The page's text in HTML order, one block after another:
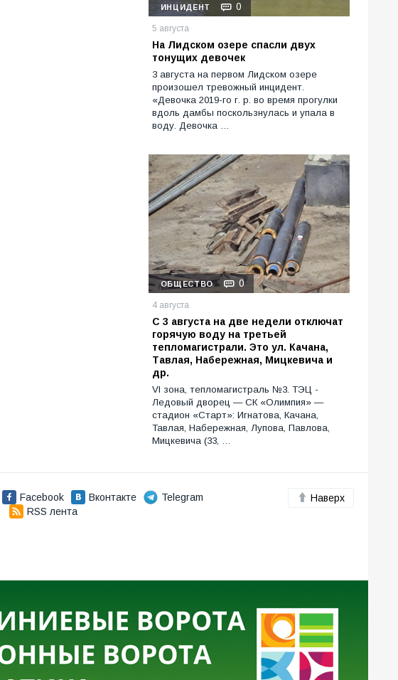
ИНЦИДЕНТ 0
5 августа
На Лидском озере спасли двух
тонущих девочек
3 августа на первом Лидском озере
произошел тревожный инцидент.
«Девочка 2019-го г. р. во время прогулки
вдоль дамбы поскользнулась и упала в
воду. Девочка …
ОБЩЕСТВО 0
4 августа
С 3 августа на две недели отключат
горячую воду на третьей
тепломагистрали. Это ул. Качана,
Тавлая, Набережная, Мицкевича и
др.
VI зона, тепломагистраль №3. ТЭЦ -
Ледовый дворец — СК «Олимпия» —
стадион «Старт»: Игнатова, Качана,
Тавлая, Набережная, Лупова, Павлова,
Мицкевича (33, …
Facebook Вконтакте
Telegram
RSS лента
Наверх